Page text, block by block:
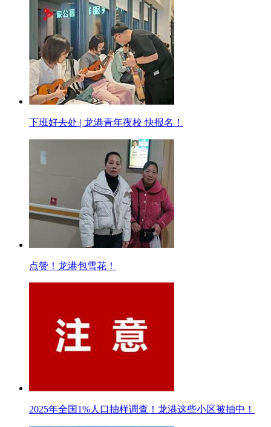
下班好去处 | 龙港青年夜校 快报名！
点赞！龙港包雪花！
2025年全国1%人口抽样调查！龙港这些小区被抽中！